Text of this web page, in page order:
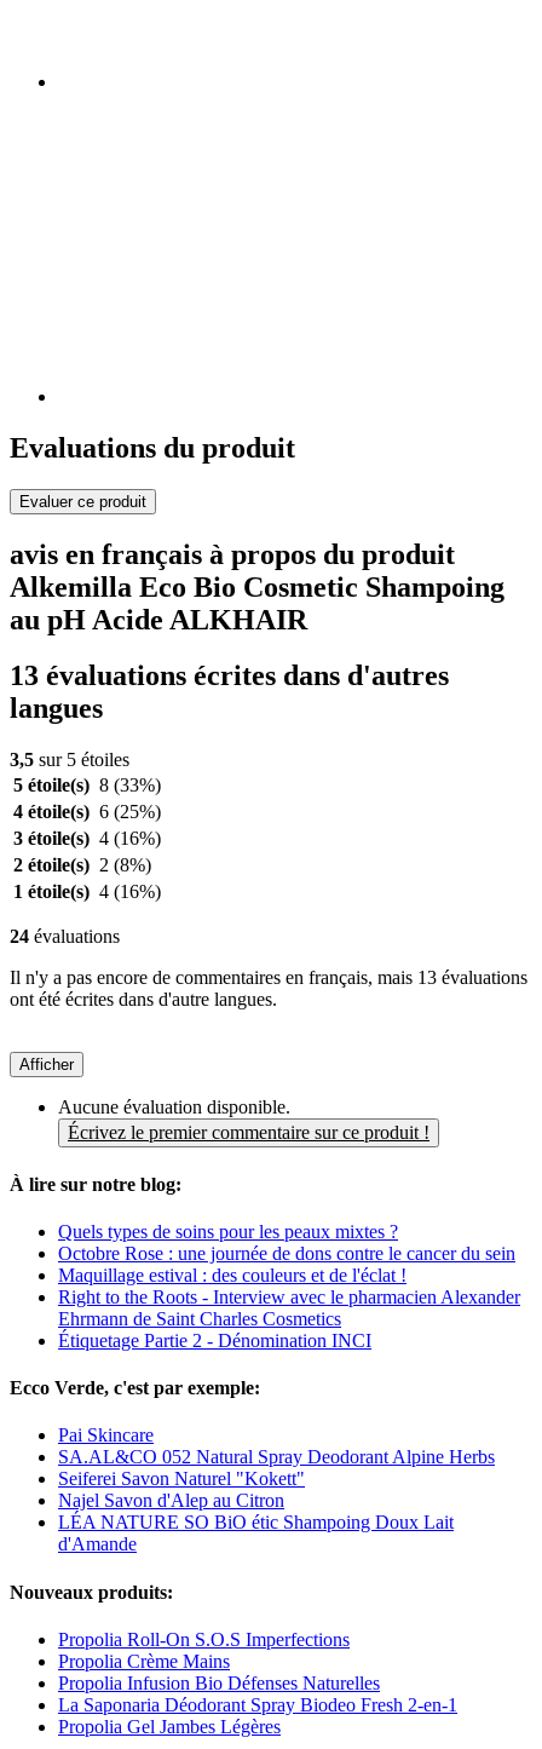
Evaluations du produit
Evaluer ce produit
avis en français à propos du produit
Alkemilla Eco Bio Cosmetic Shampoing
au pH Acide ALKHAIR
13 évaluations écrites dans d'autres
langues
3,5 sur 5 étoiles
5 étoile(s) 8 (33%)
4 étoile(s) 6 (25%)
3 étoile(s) 4 (16%)
2 étoile(s) 2 (8%)
1 étoile(s) 4 (16%)
24 évaluations
Il n'y a pas encore de commentaires en français, mais 13 évaluations
ont été écrites dans d'autre langues.
Afficher
Aucune évaluation disponible.
Écrivez le premier commentaire sur ce produit !
À lire sur notre blog:
Quels types de soins pour les peaux mixtes ?
Octobre Rose : une journée de dons contre le cancer du sein
Maquillage estival : des couleurs et de l'éclat !
Right to the Roots - Interview avec le pharmacien Alexander
Ehrmann de Saint Charles Cosmetics
Étiquetage Partie 2 - Dénomination INCI
Ecco Verde, c'est par exemple:
Pai Skincare
SA.AL&CO 052 Natural Spray Deodorant Alpine Herbs
Seiferei Savon Naturel "Kokett"
Najel Savon d'Alep au Citron
LÉA NATURE SO BiO étic Shampoing Doux Lait
d'Amande
Nouveaux produits:
Propolia Roll-On S.O.S Imperfections
Propolia Crème Mains
Propolia Infusion Bio Défenses Naturelles
La Saponaria Déodorant Spray Biodeo Fresh 2-en-1
Propolia Gel Jambes Légères